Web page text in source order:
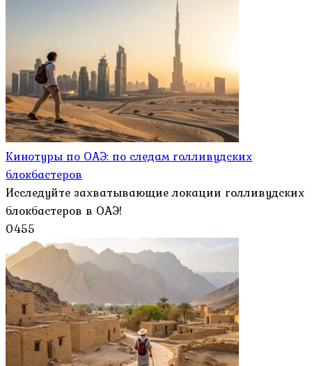
Кинотуры по ОАЭ: по следам голливудских
блокбастеров
Исследуйте захватывающие локации голливудских
блокбастеров в ОАЭ!
0455